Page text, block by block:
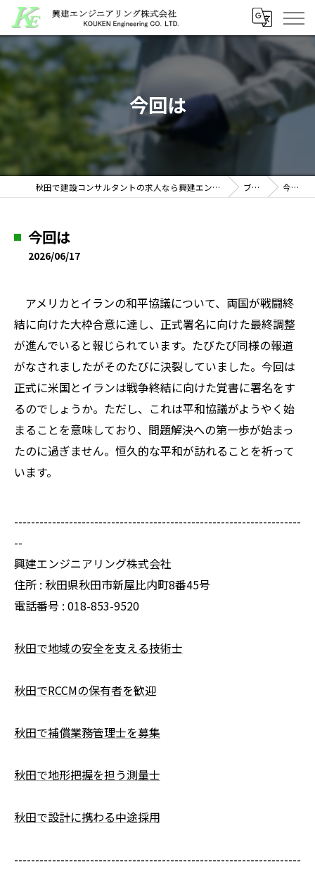
今回は
秋田で建設コンサルタントの求人なら興建エンジニアリング株式会社 ブログ 今回は
今回は
2026/06/17
アメリカとイランの和平協議について、両国が戦闘終
結に向けた大枠合意に達し、正式署名に向けた最終調整
が進んでいると報じられています。たびたび同様の報道
がなされましたがそのたびに決裂していました。今回は
正式に米国とイランは戦争終結に向けた覚書に署名をす
るのでしょうか。ただし、これは平和協議がようやく始
まることを意味しており、問題解決への第一歩が始まっ
たのに過ぎません。恒久的な平和が訪れることを祈って
います。
--------------------------------------------------------------------
--
興建エンジニアリング株式会社
住所 : 秋田県秋田市新屋比内町8番45号
電話番号 : 018-853-9520
秋田で地域の安全を支える技術士
秋田でRCCMの保有者を歓迎
秋田で補償業務管理士を募集
秋田で地形把握を担う測量士
秋田で設計に携わる中途採用
--------------------------------------------------------------------